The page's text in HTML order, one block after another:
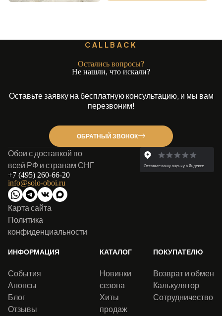
CALLBACK
Остались вопросы?
Не нашли, что искали?
Оставьте заявку на бесплатную консультацию, и мы вам
перезвоним!
ОБРАТНЫЙ ЗВОНОК
Обои с доставкой по
всей РФ и странам СНГ
+7 (495) 260-66-20
info@solo-oboi.ru
Карта сайта
Политика
конфиденциальности
ИНФОРМАЦИЯ
События
Анонсы
Блог
Отзывы
КАТАЛОГ
Новинки
сезона
Хиты
продаж
ПОКУПАТЕЛЮ
Возврат и обмен
Калькулятор
Сотрудничество